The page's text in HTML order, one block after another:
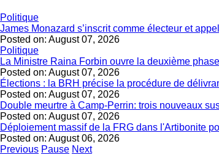
Politique
James Monazard s’inscrit comme électeur et
Posted on: August 07, 2026
Politique
La Ministre Raina Forbin ouvre la deuxième
Posted on: August 07, 2026
Élections : la BRH précise la procédure de
Posted on: August 07, 2026
Double meurtre à Camp-Perrin: trois nouveaux
Posted on: August 07, 2026
Déploiement massif de la FRG dans l'Artibonite
Posted on: August 06, 2026
Previous Pause Next